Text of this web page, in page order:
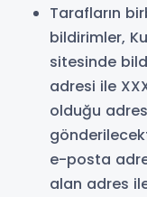
Tarafların
bildirimler,
sitesinde
adresi ile
olduğu
e-posta
alan adres